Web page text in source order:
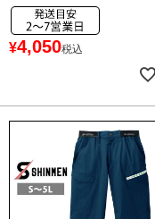
¥4,050税込